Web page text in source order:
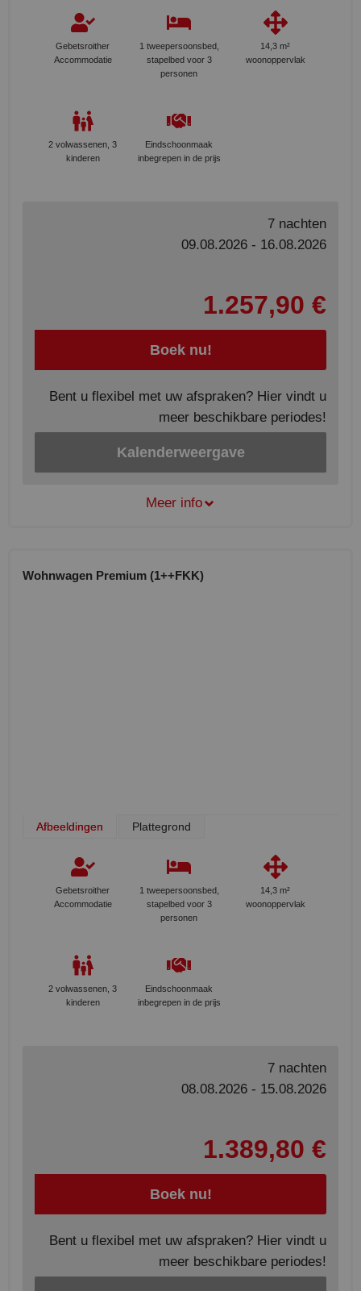
Gebetsroither
Accommodatie
1 tweepersoonsbed,
stapelbed voor 3
personen
14,3 m²
woonoppervlak
2 volwassenen, 3
kinderen
Eindschoonmaak
inbegrepen in de prijs
7 nachten
09.08.2026 - 16.08.2026
1.257,90 €
Boek nu!
Bent u flexibel met uw afspraken? Hier vindt u
meer beschikbare periodes!
Kalenderweergave
Meer info
Wohnwagen Premium (1++FKK)
Afbeeldingen Plattegrond
Gebetsroither
Accommodatie
1 tweepersoonsbed,
stapelbed voor 3
personen
14,3 m²
woonoppervlak
2 volwassenen, 3
kinderen
Eindschoonmaak
inbegrepen in de prijs
7 nachten
08.08.2026 - 15.08.2026
1.389,80 €
Boek nu!
Bent u flexibel met uw afspraken? Hier vindt u
meer beschikbare periodes!